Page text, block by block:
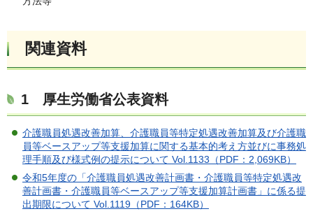
関連資料
1 厚生労働省公表資料
介護職員処遇改善加算、介護職員等特定処遇改善加算及び介護職
員等ベースアップ等支援加算に関する基本的考え方並びに事務処
理手順及び様式例の提示について Vol.1133（PDF：2,069KB）
令和5年度の「介護職員処遇改善計画書・介護職員等特定処遇改
善計画書・介護職員等ベースアップ等支援加算計画書」に係る提
出期限について Vol.1119（PDF：164KB）